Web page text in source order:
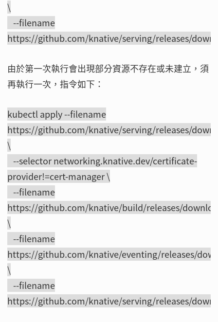
\
--filename
https://github.com/knative/serving/releases/
由於第一次執行會出現部分資源不存在或未建立，須
再執行一次，指令如下：
kubectl apply --filename
https://github.com/knative/serving/releases/
\
--selector networking.knative.dev/certificate-
provider!=cert-manager \
--filename
https://github.com/knative/build/releases/
\
--filename
https://github.com/knative/eventing/releases/
\
--filename
https://github.com/knative/serving/releases/